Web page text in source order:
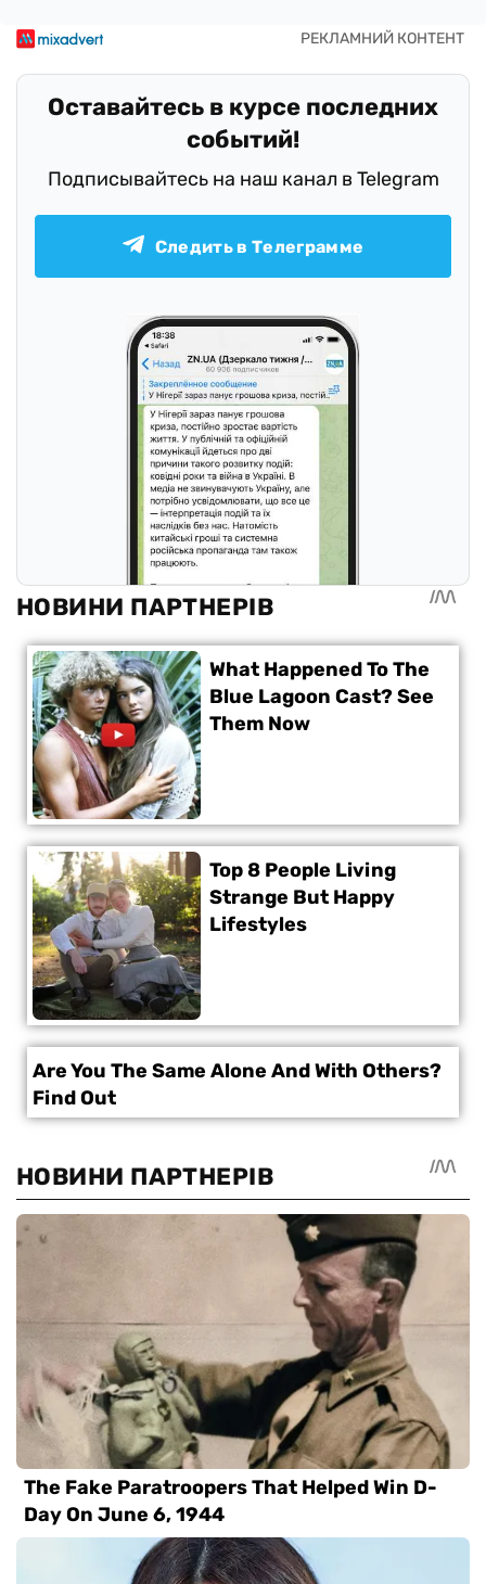
Оставайтесь в курсе последних
событий!
Подписывайтесь на наш канал в Telegram
Следить в Телеграмме